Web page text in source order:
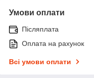
Умови оплати
Післяплата
Оплата на рахунок
Всі умови оплати